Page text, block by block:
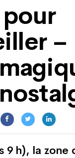
pour
–
9 h), la zone